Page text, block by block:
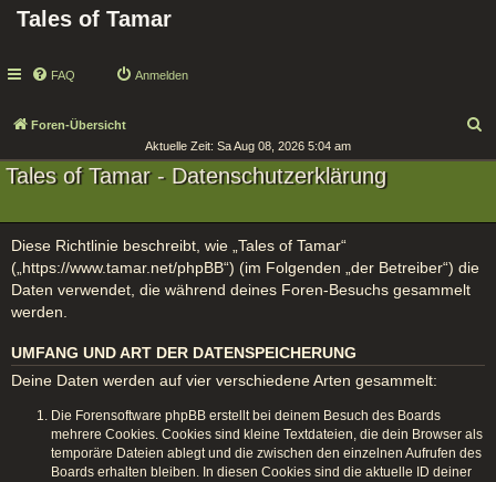
Tales of Tamar
FAQ Anmelden
Foren-Übersicht
Aktuelle Zeit: Sa Aug 08, 2026 5:04 am
Tales of Tamar - Datenschutzerklärung
Diese Richtlinie beschreibt, wie „Tales of Tamar“
(„https://www.tamar.net/phpBB“) (im Folgenden „der Betreiber“) die
Daten verwendet, die während deines Foren-Besuchs gesammelt
werden.
UMFANG UND ART DER DATENSPEICHERUNG
Deine Daten werden auf vier verschiedene Arten gesammelt:
Die Forensoftware phpBB erstellt bei deinem Besuch des Boards
mehrere Cookies. Cookies sind kleine Textdateien, die dein Browser als
temporäre Dateien ablegt und die zwischen den einzelnen Aufrufen des
Boards erhalten bleiben. In diesen Cookies sind die aktuelle ID deiner